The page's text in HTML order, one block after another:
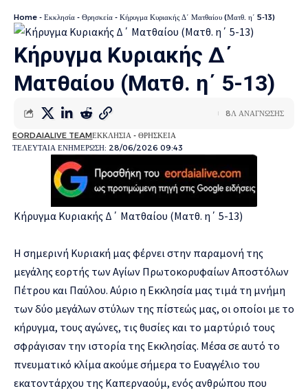
Home - Εκκλησία - Θρησκεία - Κήρυγμα Κυριακής Δ΄ Ματθαίου (Ματθ. η΄ 5-13)
Κήρυγμα Κυριακής Δ΄
Ματθαίου (Ματθ. η΄ 5-13)
ΤΕΛΕΥΤΑΙΑ ΕΝΗΜΕΡΩΣΗ: 28/06/2026 09:43
EORDAIALIVE TEAMΕΚΚΛΗΣΙΑ - ΘΡΗΣΚΕΙΑ
8Λ ΑΝΑΓΝΩΣΗΣ
Κήρυγμα Κυριακής Δ΄ Ματθαίου (Ματθ. η΄ 5-13)
Η σημερινή Κυριακή μας φέρνει στην παραμονή της
μεγάλης εορτής των Αγίων Πρωτοκορυφαίων Αποστόλων
Πέτρου και Παύλου. Αύριο η Εκκλησία μας τιμά τη μνήμη
των δύο μεγάλων στύλων της πίστεώς μας, οι οποίοι με το
κήρυγμα, τους αγώνες, τις θυσίες και το μαρτύριό τους
σφράγισαν την ιστορία της Εκκλησίας. Μέσα σε αυτό το
πνευματικό κλίμα ακούμε σήμερα το Ευαγγέλιο του
εκατοντάρχου της Καπερναούμ, ενός ανθρώπου που